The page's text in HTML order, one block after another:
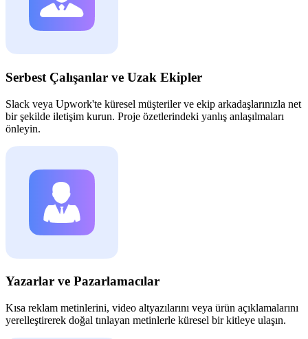
Serbest Çalışanlar ve Uzak Ekipler
Slack veya Upwork'te küresel müşteriler ve ekip arkadaşlarınızla net
bir şekilde iletişim kurun. Proje özetlerindeki yanlış anlaşılmaları
önleyin.
Yazarlar ve Pazarlamacılar
Kısa reklam metinlerini, video altyazılarını veya ürün açıklamalarını
yerelleştirerek doğal tınlayan metinlerle küresel bir kitleye ulaşın.